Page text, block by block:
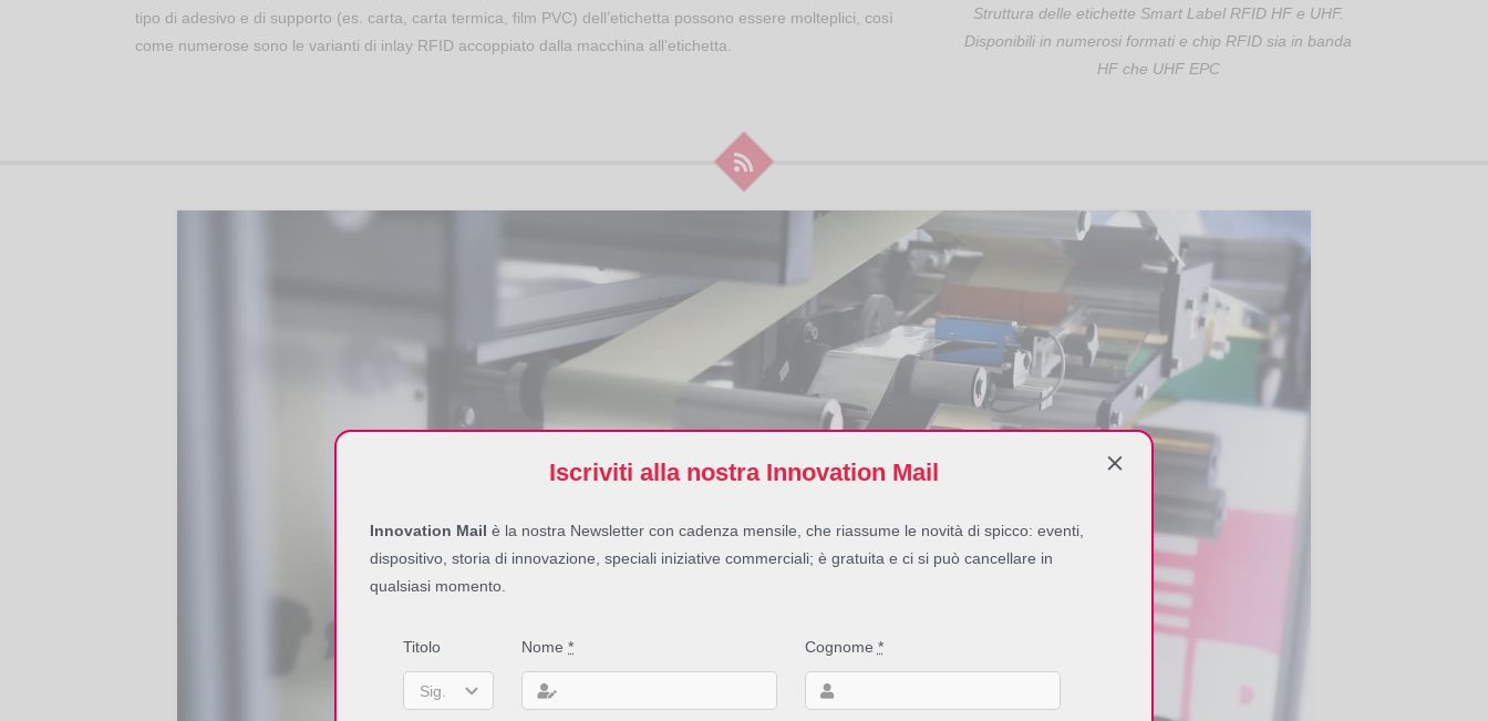
tipo di adesivo e di supporto (es. carta, carta termica, film PVC) dell’etichetta possono essere molteplici, così
come numerose sono le varianti di inlay RFID accoppiato dalla macchina all’etichetta.
Struttura delle etichette Smart Label RFID HF e UHF.
Disponibili in numerosi formati e chip RFID sia in banda
HF che UHF EPC
Iscriviti alla nostra Innovation Mail
Innovation Mail è la nostra Newsletter con cadenza mensile, che riassume le novità di spicco: eventi,
dispositivo, storia di innovazione, speciali iniziative commerciali; è gratuita e ci si può cancellare in
qualsiasi momento.
Titolo Nome * Cognome *